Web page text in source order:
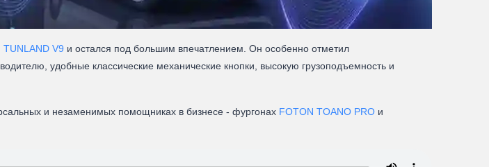
TUNLAND V9 и остался под большим впечатлением. Он особенно отметил
удобные классические механические кнопки, высокую грузоподъемность и
и незаменимых помощниках в бизнесе - фургонах FOTON TOANO PRO и